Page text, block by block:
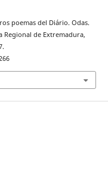
poemas del Diário. Odas.
Regional de Extremadura,